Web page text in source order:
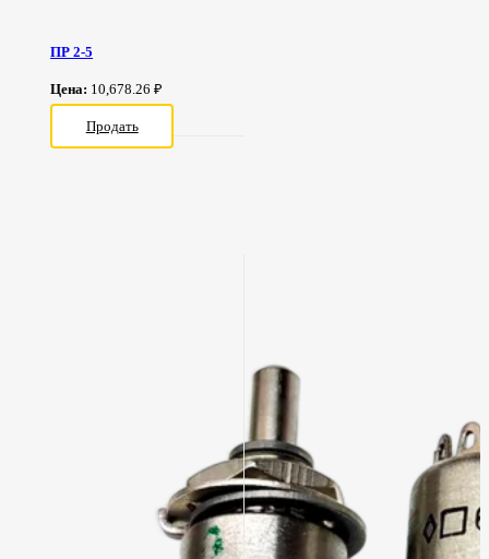
ПР 2-5
Цена: 10,678.26 ₽
Продать